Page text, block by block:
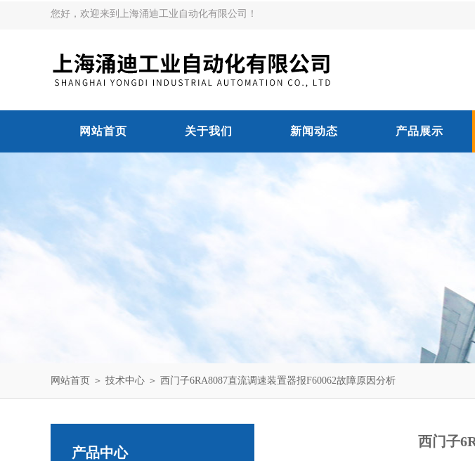
您好，欢迎来到上海涌迪工业自动化有限公司！
网站首页 关于我们 新闻动态 产品展示
网站首页 ＞ 技术中心 ＞ 西门子6RA8087直流调速装置器报F60062故障原因分析
产品中心
西门子